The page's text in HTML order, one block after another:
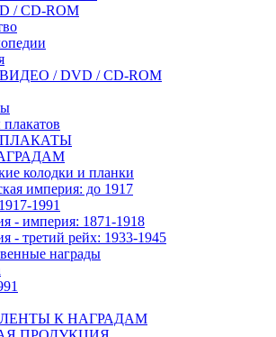
/ CD-ROM
ВИДЕО / DVD / CD-ROM
ПЛАКАТЫ
колодки и планки
империя: до 1917
1991
- империя: 1871-1918
- третий рейх: 1933-1945
награды
ЛЕНТЫ К НАГРАДАМ